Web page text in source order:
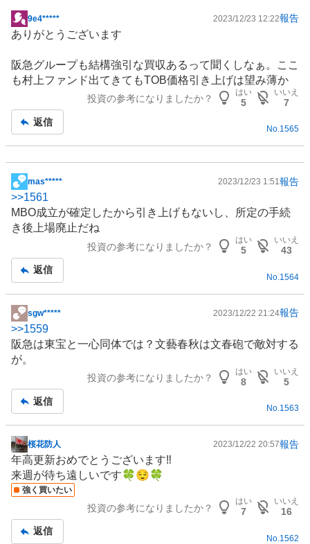
掲
示
記
事
9e4***** 2023/12/23 12:22報告
ありがとうございます
阪急グループも結構強引な買収あるって聞くしなぁ。ここ
も村上ファンド出てきてもTOB価格引き上げは望み薄か
投資の参考になりましたか？
はい
5
いいえ
7
返信
No.1565
掲
示
板
記
mas***** 2023/12/23 1:51報告
>>1561
MBO成立が確定したから引き上げもないし、所定の手続
き後上場廃止だね
投資の参考になりましたか？
はい
5
いいえ
43
返信
No.1564
掲
示
板
記
sgw***** 2023/12/22 21:24報告
>>1559
阪急は東宝と一心同体では？文藝春秋は文春砲で敵対する
が。
投資の参考になりましたか？
はい
8
いいえ
5
返信
No.1563
掲
示
板
記
桜花防人 2023/12/22 20:57報告
年高更新おめでとうございます‼️
来週が待ち遠しいです🍀😌🍀
強く買いたい
投資の参考になりましたか？
はい
7
いいえ
16
返信
No.1562